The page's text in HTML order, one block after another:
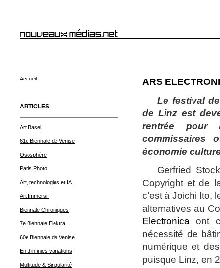
Accueil
ARTICLES
Art Basel
61e Biennale de Venise
Ososphère
Paris Photo
Art, technologies et IA
Art Immersif
Biennale Chroniques
7e Biennale Elektra
60e Biennale de Venise
En d’infinies variations
Multitude & Singularité
ARS
Le festival
de Linz est
rentrée pour
commissaires
économie
Gerfried
Copyright et de
c’est à Joichi Ito,
alternatives au
Electronica ont
nécessité de
numérique et
puisque Linz, en